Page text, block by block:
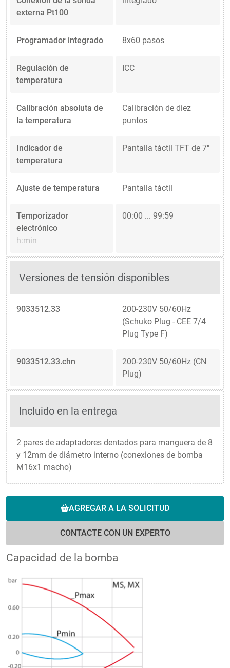
externa Pt100
Programador integrado 8x60 pasos
Regulación de
temperatura
ICC
Calibración absoluta de
la temperatura
Calibración de diez
puntos
Indicador de
temperatura
Pantalla táctil TFT de 7"
Ajuste de temperatura Pantalla táctil
Temporizador
electrónico
h:min
00:00 ... 99:59
Versiones de tensión disponibles
9033512.33
200-230V 50/60Hz
(Schuko Plug - CEE 7/4
Plug Type F)
9033512.33.chn
200-230V 50/60Hz (CN
Plug)
Incluido en la entrega
2 pares de adaptadores dentados para manguera de 8
y 12mm de diámetro interno (conexiones de bomba
M16x1 macho)
AGREGAR A LA SOLICITUD
CONTACTE CON UN EXPERTO
Capacidad de la bomba